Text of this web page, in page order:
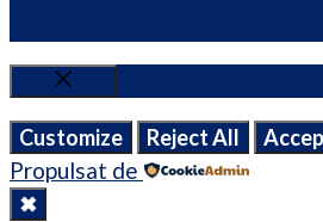
Close
Customize
Reject All
Propulsat de
✖